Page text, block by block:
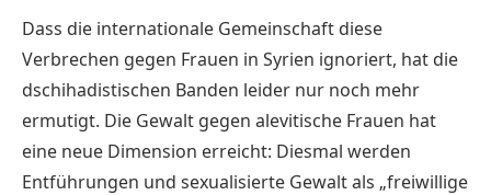
Dass die internationale Gemeinschaft diese
Verbrechen gegen Frauen in Syrien ignoriert, hat die
dschihadistischen Banden leider nur noch mehr
ermutigt. Die Gewalt gegen alevitische Frauen hat
eine neue Dimension erreicht: Diesmal werden
Entführungen und sexualisierte Gewalt als „freiwillige